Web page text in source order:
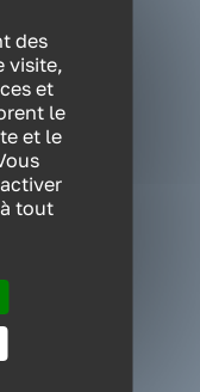
Siège
2
des
visite,
et
le
et le
tout